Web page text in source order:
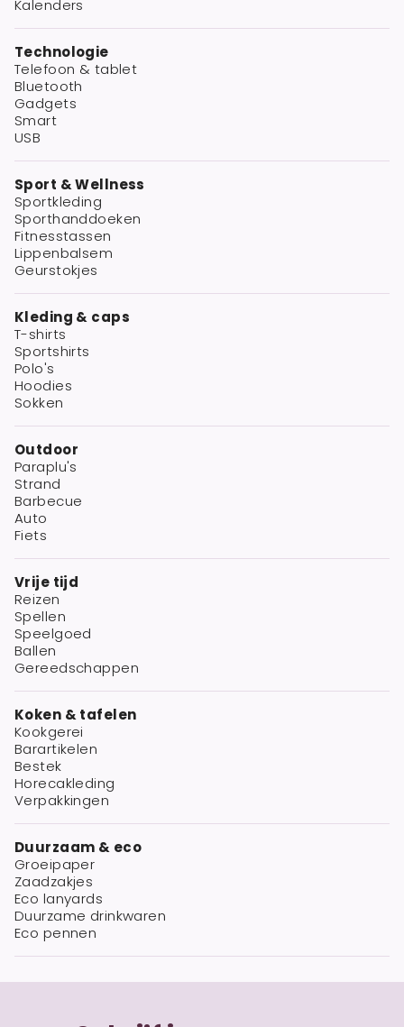
Kalenders
Technologie
Telefoon & tablet
Bluetooth
Gadgets
Smart
USB
Sport & Wellness
Sportkleding
Sporthanddoeken
Fitnesstassen
Lippenbalsem
Geurstokjes
Kleding & caps
T-shirts
Sportshirts
Polo's
Hoodies
Sokken
Outdoor
Paraplu's
Strand
Barbecue
Auto
Fiets
Vrije tijd
Reizen
Spellen
Speelgoed
Ballen
Gereedschappen
Koken & tafelen
Kookgerei
Barartikelen
Bestek
Horecakleding
Verpakkingen
Duurzaam & eco
Groeipaper
Zaadzakjes
Eco lanyards
Duurzame drinkwaren
Eco pennen